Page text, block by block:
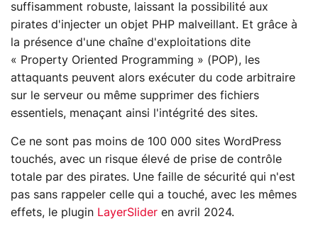
suffisamment robuste, laissant la possibilité aux
pirates d'injecter un objet PHP malveillant. Et grâce à
la présence d'une chaîne d'exploitations dite
« Property Oriented Programming » (POP), les
attaquants peuvent alors exécuter du code arbitraire
sur le serveur ou même supprimer des fichiers
essentiels, menaçant ainsi l'intégrité des sites.
Ce ne sont pas moins de 100 000 sites WordPress
touchés, avec un risque élevé de prise de contrôle
totale par des pirates. Une faille de sécurité qui n'est
pas sans rappeler celle qui a touché, avec les mêmes
effets, le plugin LayerSlider en avril 2024.